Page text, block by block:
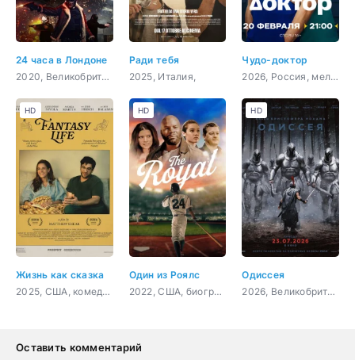
24 часа в Лондоне
2020, Великобритания, боевик, триллер, драма, криминал
Ради тебя
2025, Италия,
Чудо-доктор
2026, Россия, мелодрама, драма
Жизнь как сказка
2025, США, комедия
HD
Один из Роялс
2022, США, биография, спорт
HD
Одиссея
2026, Великобритания, США, фэнтези, боевик, приключения
HD
Оставить комментарий